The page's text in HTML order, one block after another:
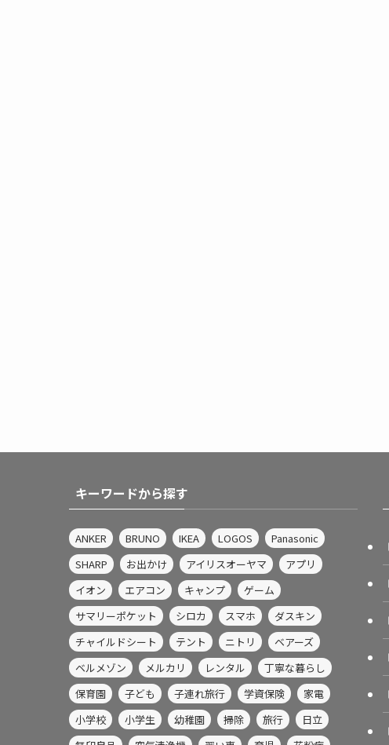
キーワードから探す
ANKER BRUNO IKEA LOGOS
Panasonic
SHARP
お出かけ アイリスオーヤマ
アプリ
イオン
エアコン キャンプ
ゲーム
サマリーポケット
シロカ スマホ
ダスキン
チャイルドシート
テント ニトリ
ベアーズ
ベルメゾン
メルカリ レンタル
丁寧な暮らし
保育園
子ども 子連れ旅行 学資保険
家電
小学校
小学生 幼稚園 掃除 旅行
日立